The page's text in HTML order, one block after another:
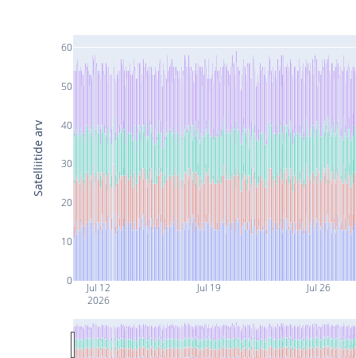
Jul 12
2026
Jul 19 Jul 26
0
10
20
30
40
50
60
Satelliitide arv